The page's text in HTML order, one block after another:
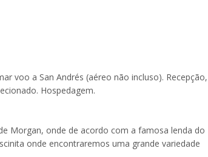
voo a San Andrés (aéreo não incluso). Recepção,
Hospedagem.
Morgan, onde de acordo com a famosa lenda do
onde encontraremos uma grande variedade